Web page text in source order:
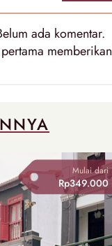
ada komentar.
memberikan
Mulai dari
Rp349.000